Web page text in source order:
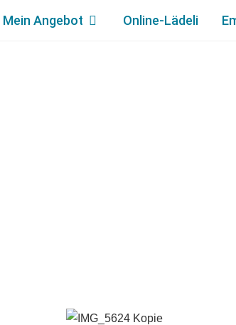
Mein Angebot Online-Lädeli